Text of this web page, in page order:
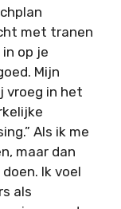
met tranen
op je
Mijn
vroeg in het
Als ik me
maar dan
Ik voel
als